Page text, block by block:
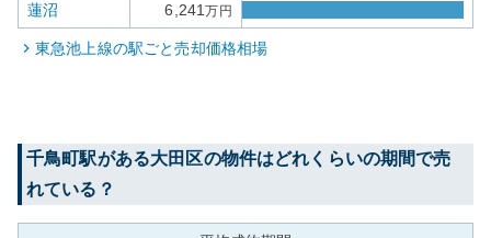
蓮沼 6,241万円
東急池上線の駅ごと売却価格相場
千鳥町駅がある大田区の物件はどれくらいの期間で売
れている？